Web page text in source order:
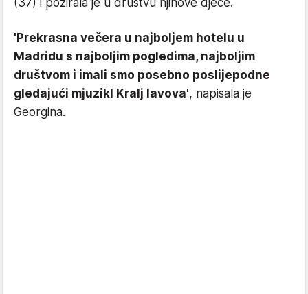
'Prekrasna večera u najboljem hotelu u
Madridu s najboljim pogledima, najboljim
društvom i imali smo posebno poslijepodne
gledajući mjuzikl Kralj lavova', napisala je
Georgina.